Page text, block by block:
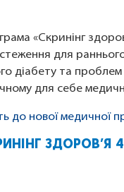
«Скринінг
для
діабету та
для себе
до нової медичної
ЗДОРОВ’Я